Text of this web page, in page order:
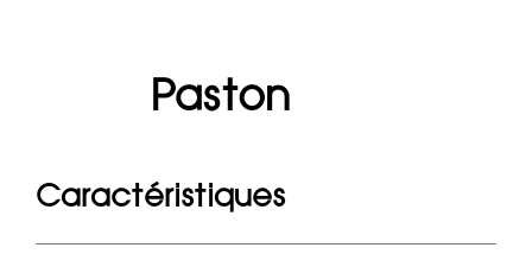
Paston
Caractéristiques